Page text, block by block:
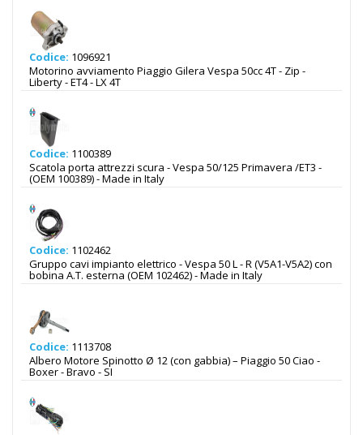
Codice: 1096921
Motorino avviamento Piaggio Gilera Vespa 50cc 4T - Zip -
Liberty - ET4 - LX 4T
Codice: 1100389
Scatola porta attrezzi scura - Vespa 50/125 Primavera /ET3 -
(OEM 100389) - Made in Italy
Codice: 1102462
Gruppo cavi impianto elettrico - Vespa 50 L - R (V5A1-V5A2) con
bobina A.T. esterna (OEM 102462) - Made in Italy
Codice: 1113708
Albero Motore Spinotto Ø 12 (con gabbia) – Piaggio 50 Ciao -
Boxer - Bravo - SI